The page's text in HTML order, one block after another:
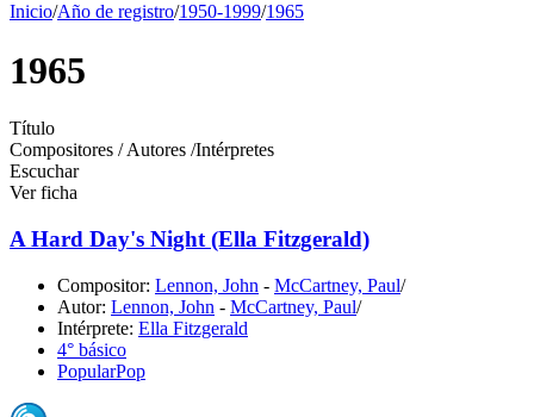
Inicio/Año de registro/1950-1999/1965
1965
Título
Compositores / Autores /Intérpretes
Escuchar
Ver ficha
A Hard Day's Night (Ella Fitzgerald)
Compositor: Lennon, John - McCartney, Paul/
Autor: Lennon, John - McCartney, Paul/
Intérprete: Ella Fitzgerald
4° básico
PopularPop